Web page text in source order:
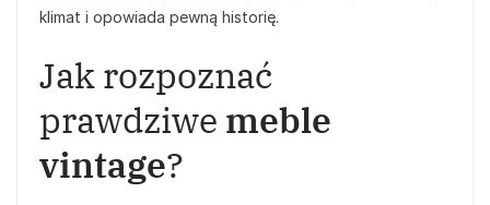
klimat i opowiada pewną historię.
Jak rozpoznać
prawdziwe meble
vintage?